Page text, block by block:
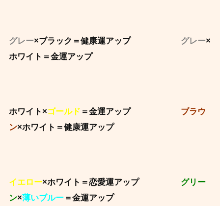
グレー×ブラック＝健康運アップ グレー×
ホワイト＝金運アップ
ホワイト×ゴールド ＝金運アップ ブラウ
ン×ホワイト＝健康運アップ
イエロー×ホワイト＝恋愛運アップ グリー
ン×薄いブルー＝金運アップ